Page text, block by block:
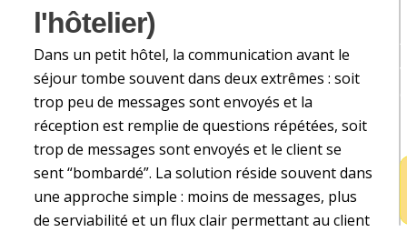
l'hôtelier)
Dans un petit hôtel, la communication avant le
séjour tombe souvent dans deux extrêmes : soit
trop peu de messages sont envoyés et la
réception est remplie de questions répétées, soit
trop de messages sont envoyés et le client se
sent “bombardé”. La solution réside souvent dans
une approche simple : moins de messages, plus
de serviabilité et un flux clair permettant au client